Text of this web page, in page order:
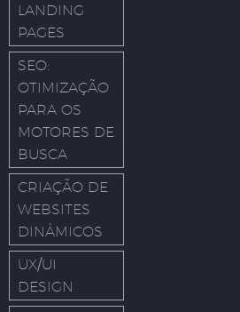
LANDING
PAGES
SEO:
OTIMIZAÇÃO
PARA OS
MOTORES DE
BUSCA
CRIAÇÃO DE
WEBSITES
DINÂMICOS
UX/UI
DESIGN